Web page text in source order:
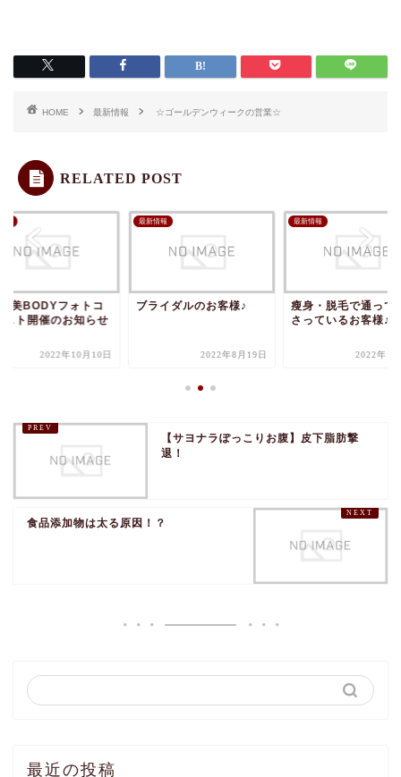
HOME 最新情報 ☆ゴールデンウィークの営業☆
RELATED POST
美BODYフォトコ
スト開催のお知らせ
2022年10月10日
最新情報
ブライダルのお客様♪
2022年8月19日
最新情報
瘦身・脱毛で通って
さっているお客様♪
2022年10
【サヨナラぽっこりお腹】皮下脂肪撃
退！
食品添加物は太る原因！？
最近の投稿